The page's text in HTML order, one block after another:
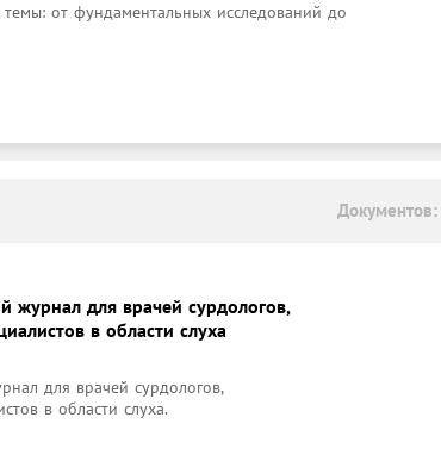
от фундаментальных исследований до
журнал для врачей сурдологов,
в области слуха
для врачей сурдологов,
в области слуха.